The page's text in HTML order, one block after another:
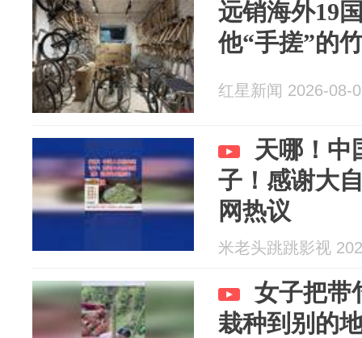
远销海外19
他“手搓”的
红星新闻 2026-08-
天哪！中
子！感谢大
网热议
米老头跳跳影视
女子把带
栽种到别的